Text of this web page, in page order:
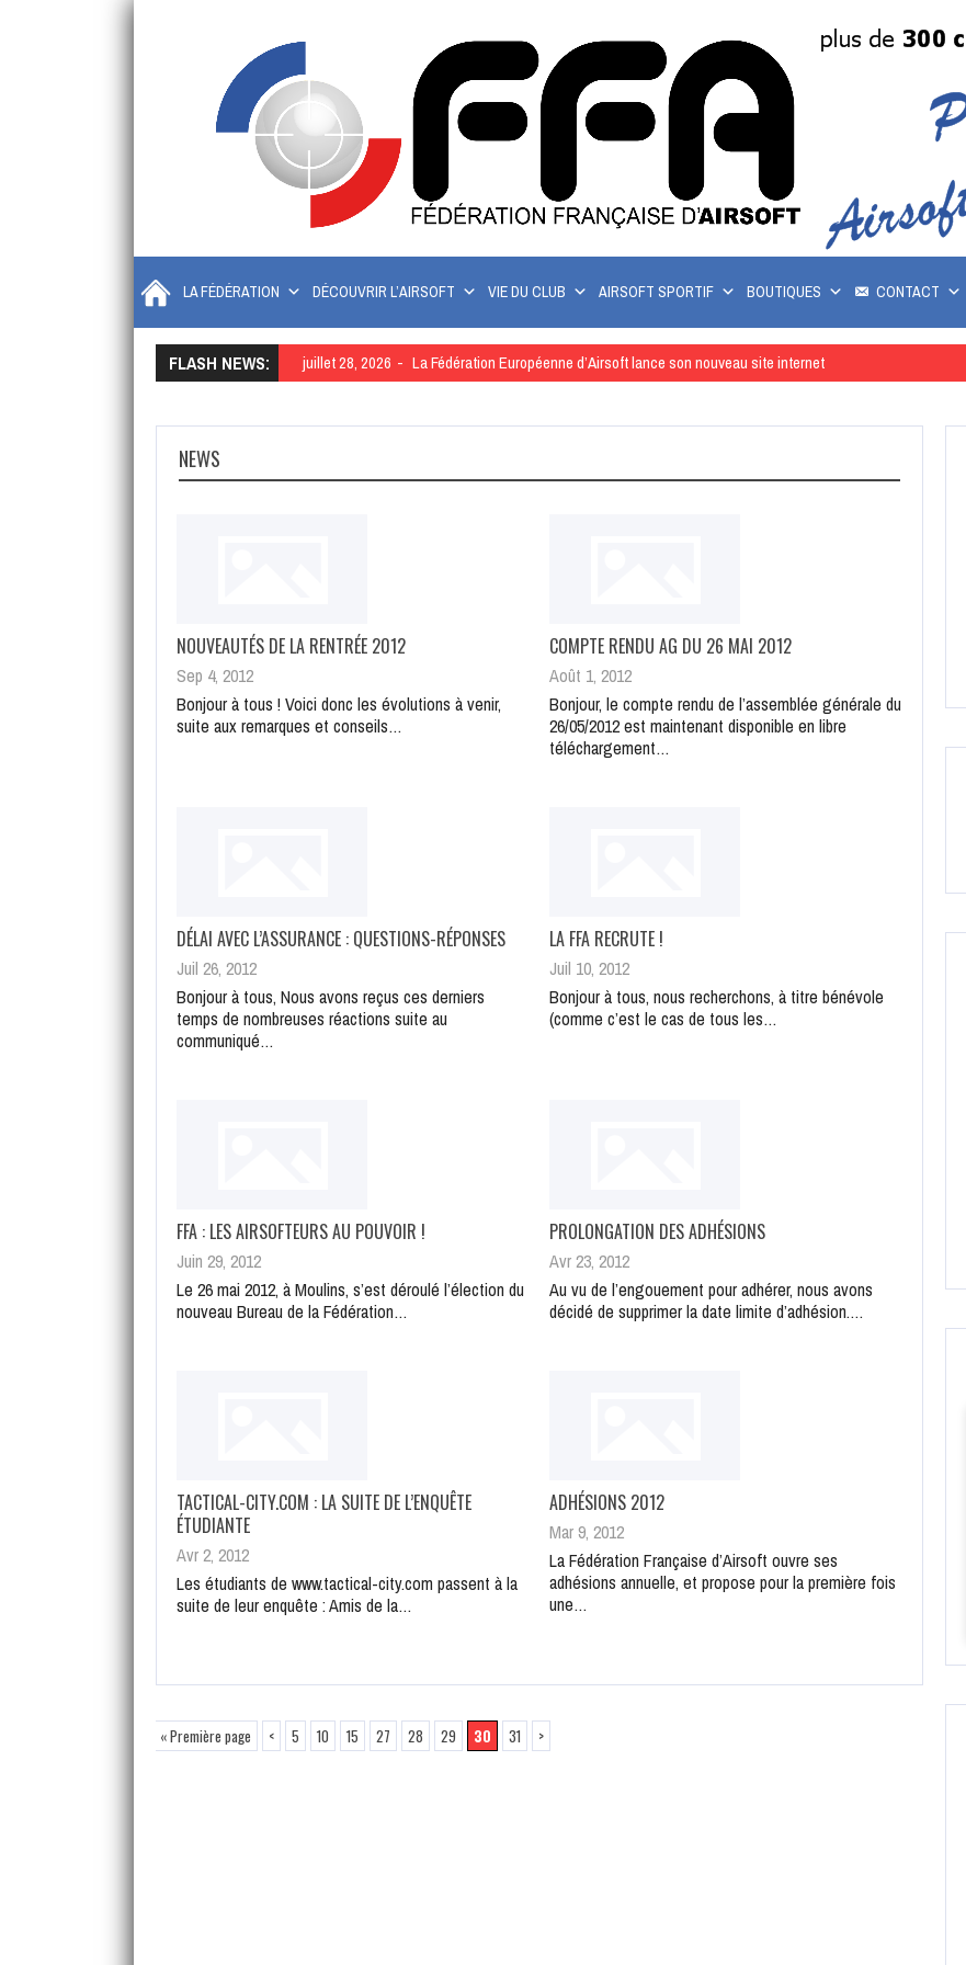
LA FÉDÉRATION DÉCOUVRIR L’AIRSOFT VIE DU CLUB AIRSOFT SPORTIF BOUTIQUES CONTACT
FLASH NEWS: juillet 28, 2026 La Fédération Européenne d’Airsoft lance son nouveau site internet
NEWS
NOUVEAUTÉS DE LA RENTRÉE 2012
Sep 4, 2012
Bonjour à tous ! Voici donc les évolutions à venir,
suite aux remarques et conseils…
COMPTE RENDU AG DU 26 MAI 2012
Août 1, 2012
Bonjour, le compte rendu de l’assemblée générale du
26/05/2012 est maintenant disponible en libre
téléchargement…
DÉLAI AVEC L’ASSURANCE : QUESTIONS-RÉPONSES
Juil 26, 2012
Bonjour à tous, Nous avons reçus ces derniers
temps de nombreuses réactions suite au
communiqué…
LA FFA RECRUTE !
Juil 10, 2012
Bonjour à tous, nous recherchons, à titre bénévole
(comme c’est le cas de tous les…
FFA : LES AIRSOFTEURS AU POUVOIR !
Juin 29, 2012
Le 26 mai 2012, à Moulins, s’est déroulé l’élection du
nouveau Bureau de la Fédération…
PROLONGATION DES ADHÉSIONS
Avr 23, 2012
Au vu de l’engouement pour adhérer, nous avons
décidé de supprimer la date limite d’adhésion.…
TACTICAL-CITY.COM : LA SUITE DE L’ENQUÊTE
ÉTUDIANTE
Avr 2, 2012
Les étudiants de www.tactical-city.com passent à la
suite de leur enquête : Amis de la…
ADHÉSIONS 2012
Mar 9, 2012
La Fédération Française d’Airsoft ouvre ses
adhésions annuelle, et propose pour la première fois
une…
« Première page < 5 10 15 27 28 29 30 31 >